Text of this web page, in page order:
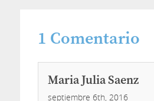
1 Comentario
Maria Julia Saenz
septiembre 6th, 2016